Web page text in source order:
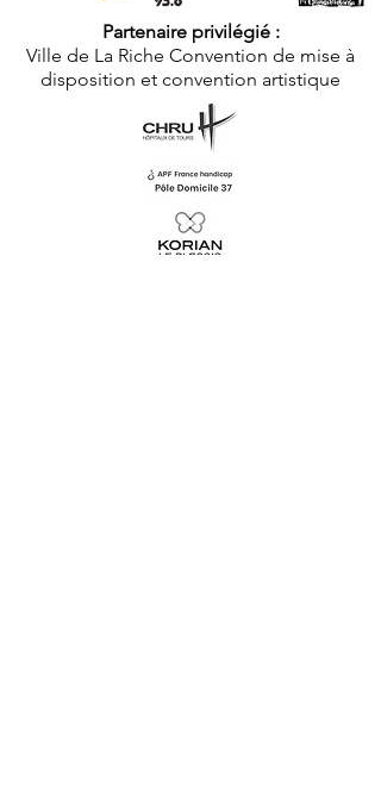
Partenaire privilégié :
Ville de La Riche Convention de mise à
disposition et convention artistique